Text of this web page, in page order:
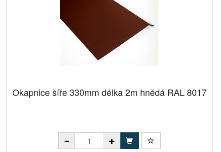
Okapnice šíře 330mm délka 2m hnědá RAL 8017